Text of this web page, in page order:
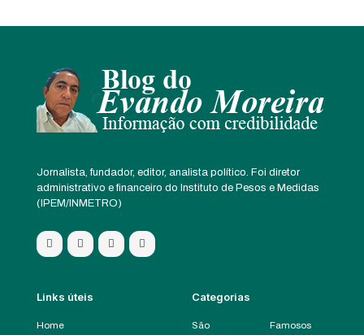
Jornalista, fundador, editor, analista político. Foi diretor
administrativo e financeiro do Instituto de Pesos e Medidas
(IPEM/INMETRO)
Links úteis
Home
Categorias
São
Famosos